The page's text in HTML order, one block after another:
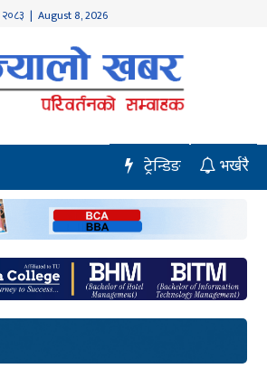
२०८३ | August 8, 2026
भर्खरै
ट्रेन्डिङ